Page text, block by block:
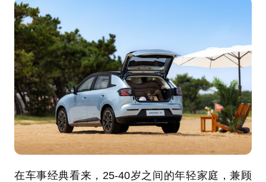
在车事经典看来，25-40岁之间的年轻家庭，兼顾